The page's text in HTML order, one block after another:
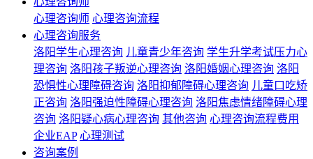
心理咨询师 心理咨询流程
心理咨询服务
洛阳学生心理咨询 儿童青少年咨询 学生升学考试压力心
理咨询 洛阳孩子叛逆心理咨询 洛阳婚姻心理咨询 洛阳
恐惧性心理障碍咨询 洛阳抑郁障碍心理咨询 儿童口吃矫
正咨询 洛阳强迫性障碍心理咨询 洛阳焦虑情绪障碍心理
咨询 洛阳疑心病心理咨询 其他咨询 心理咨询流程费用
企业EAP 心理测试
咨询案例